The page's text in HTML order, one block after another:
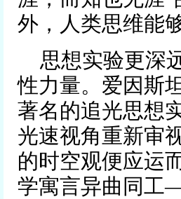
外，人类思维能
思想实验更深
性力量。爱因斯
著名的追光思想
光速视角重新审
的时空观便应运
学寓言异曲同工